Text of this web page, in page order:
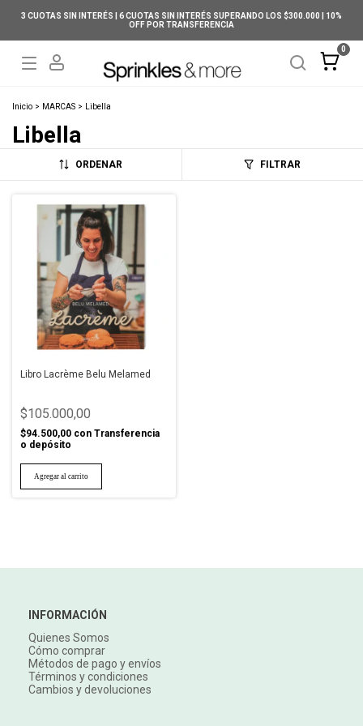
3 CUOTAS SIN INTERÉS | 6 CUOTAS SIN INTERÉS SUPERANDO LOS $300.000 | 10%
OFF POR TRANSFERENCIA
0
Inicio > MARCAS > Libella
Libella
ORDENAR FILTRAR
Libro Lacrème Belu Melamed
$105.000,00
$94.500,00 con Transferencia
o depósito
INFORMACIÓN
Quienes Somos
Cómo comprar
Métodos de pago y envíos
Términos y condiciones
Cambios y devoluciones